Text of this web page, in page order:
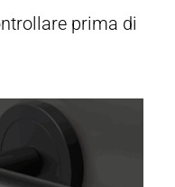
prima di